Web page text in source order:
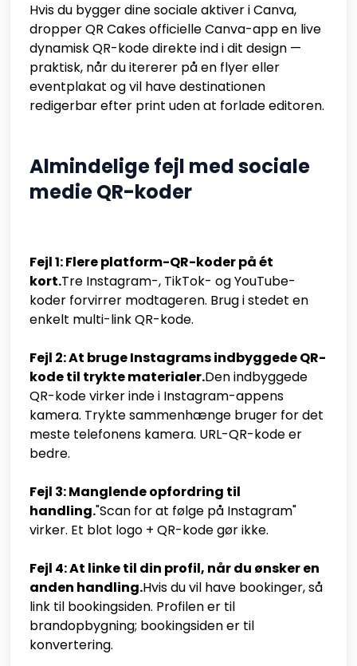
Hvis du bygger dine sociale aktiver i Canva,
dropper QR Cakes officielle Canva-app en live
dynamisk QR-kode direkte ind i dit design —
praktisk, når du itererer på en flyer eller
eventplakat og vil have destinationen
redigerbar efter print uden at forlade editoren.
Almindelige fejl med sociale
medie QR-koder
Fejl 1: Flere platform-QR-koder på ét
kort.Tre Instagram-, TikTok- og YouTube-
koder forvirrer modtageren. Brug i stedet en
enkelt multi-link QR-kode.
Fejl 2: At bruge Instagrams indbyggede QR-
kode til trykte materialer.Den indbyggede
QR-kode virker inde i Instagram-appens
kamera. Trykte sammenhænge bruger for det
meste telefonens kamera. URL-QR-kode er
bedre.
Fejl 3: Manglende opfordring til
handling."Scan for at følge på Instagram"
virker. Et blot logo + QR-kode gør ikke.
Fejl 4: At linke til din profil, når du ønsker en
anden handling.Hvis du vil have bookinger, så
link til bookingsiden. Profilen er til
brandopbygning; bookingsiden er til
konvertering.